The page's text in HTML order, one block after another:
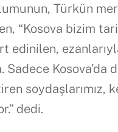
Türkün
“Kosova bizim
edinilen,
Sadece
dedi.